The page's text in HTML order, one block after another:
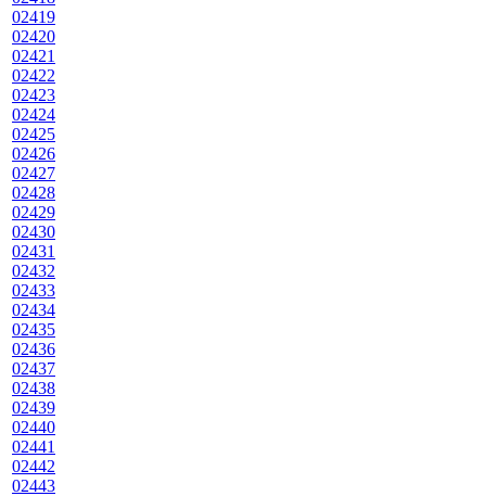
02419
02420
02421
02422
02423
02424
02425
02426
02427
02428
02429
02430
02431
02432
02433
02434
02435
02436
02437
02438
02439
02440
02441
02442
02443